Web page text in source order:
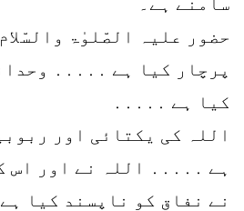
حضور علیہ الصّلوٰۃ
پرچار کیا ہے ․․․․․
کیا ہے ․․․․․
اللہ کی یکتائی اور
ہے ․․․․․ اللہ نے اور
نے نفاق کو ناپسند کیا